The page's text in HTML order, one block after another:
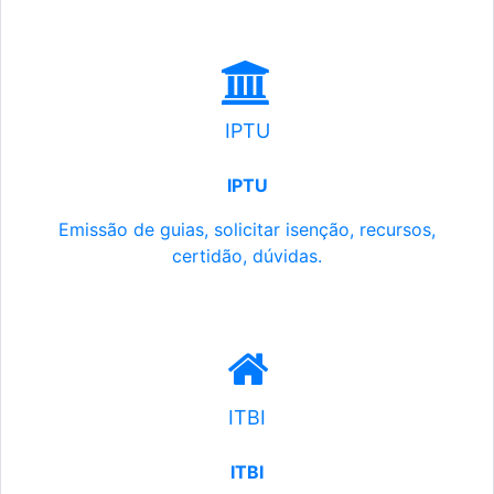
IPTU
IPTU
Emissão de guias, solicitar isenção, recursos,
certidão, dúvidas.
ITBI
ITBI